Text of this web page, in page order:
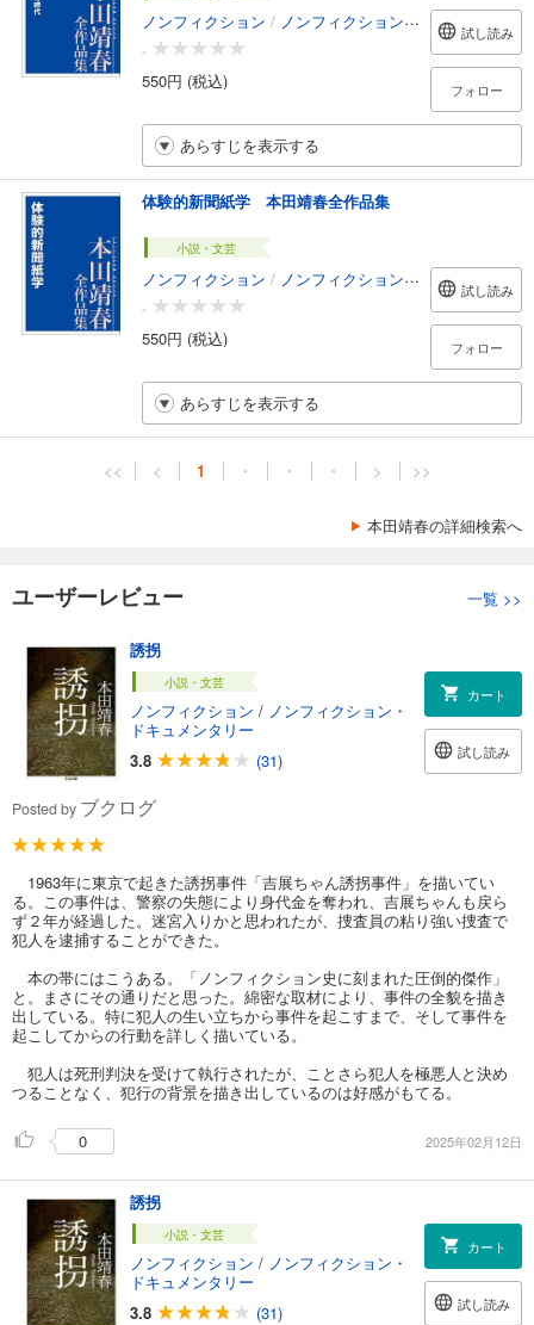
ノンフィクション / ノンフィクション・ドキュメンタリー
-
550円 (税込)
試し読み
フォロー
あらすじを表示する
体験的新聞紙学 本田靖春全作品集
小説・文芸
ノンフィクション / ノンフィクション・ドキュメンタリー
-
550円 (税込)
試し読み
フォロー
あらすじを表示する
<< < 1 ・ ・ ・ > >>
本田靖春の詳細検索へ
ユーザーレビュー 一覧 >>
誘拐
小説・文芸
ノンフィクション / ノンフィクション・
ドキュメンタリー
3.8
(31)
カート
試し読み
Posted by ブクログ
1963年に東京で起きた誘拐事件「吉展ちゃん誘拐事件」を描いてい
る。この事件は、警察の失態により身代金を奪われ、吉展ちゃんも戻ら
ず２年が経過した。迷宮入りかと思われたが、捜査員の粘り強い捜査で
犯人を逮捕することができた。
本の帯にはこうある。「ノンフィクション史に刻まれた圧倒的傑作」
と。まさにその通りだと思った。綿密な取材により、事件の全貌を描き
出している。特に犯人の生い立ちから事件を起こすまで、そして事件を
起こしてからの行動を詳しく描いている。
犯人は死刑判決を受けて執行されたが、ことさら犯人を極悪人と決め
つることなく、犯行の背景を描き出しているのは好感がもてる。
0 2025年02月12日
誘拐
小説・文芸
ノンフィクション / ノンフィクション・
ドキュメンタリー
3.8
(31)
カート
試し読み